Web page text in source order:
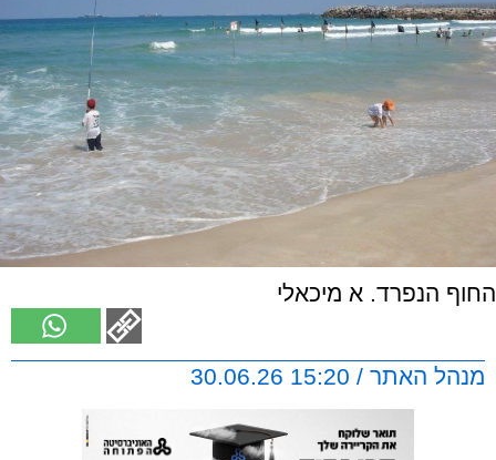
החוף הנפרד. א מיכאלי
מנהל האתר / 15:20 30.06.26